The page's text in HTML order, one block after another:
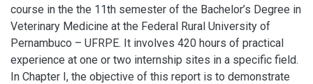
course in the the 11th semester of the Bachelor’s Degree in
Veterinary Medicine at the Federal Rural University of
Pernambuco – UFRPE. It involves 420 hours of practical
experience at one or two internship sites in a specific field.
In Chapter I, the objective of this report is to demonstrate